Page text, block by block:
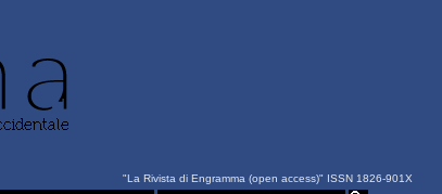
"La Rivista di Engramma (open access)" ISSN 1826-901X